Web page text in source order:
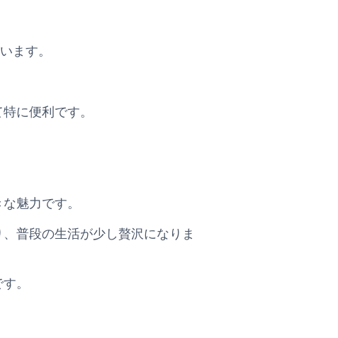
ます。
に便利です。
魅力です。
普段の生活が少し贅沢になりま
。